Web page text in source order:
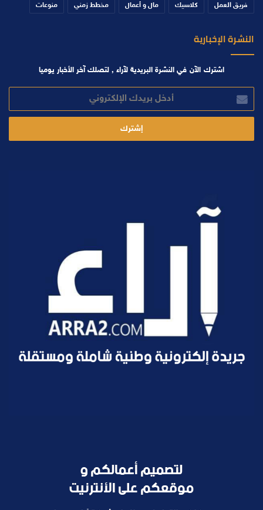
فريق العمل كلاسيك مال و أعمال مخطط زمني منوعات
النشرة الإخبارية
اشترك الآن في النشرة البريدية لآراء , لتصلك آخر الأخبار يوميا
بريدك
الإلكتروني